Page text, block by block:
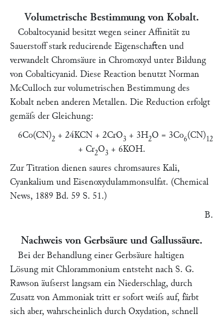
Volumetrische Bestimmung von Kobalt.
Cobaltocyanid besitzt wegen seiner Affinität zu
Sauerstoff stark reducirende Eigenschaften und
verwandelt Chromsäure in Chromoxyd unter Bildung
von Cobalticyanid. Diese Reaction benutzt Norman
McCulloch zur volumetrischen Bestimmung des
Kobalt neben anderen Metallen. Die Reduction erfolgt
gemäſs der Gleichung:
6Co(CN)2 + 24KCN + 2CrO3 + 3H2O = 3Co6(CN)12
+ Cr2O3 + 6KOH.
Zur Titration dienen saures chromsaures Kali,
Cyankalium und Eisenoxydulammonsulfat. (Chemical
News, 1889 Bd. 59 S. 51.)
B.
Nachweis von Gerbsäure und Gallussäure.
Bei der Behandlung einer Gerbsäure haltigen
Lösung mit Chlorammonium entsteht nach S. G.
Rawson äuſserst langsam ein Niederschlag, durch
Zusatz von Ammoniak tritt er sofort weiſs auf, färbt
sich aber, wahrscheinlich durch Oxydation, schnell